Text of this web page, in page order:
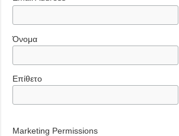
Όνομα
Επίθετο
Marketing Permissions